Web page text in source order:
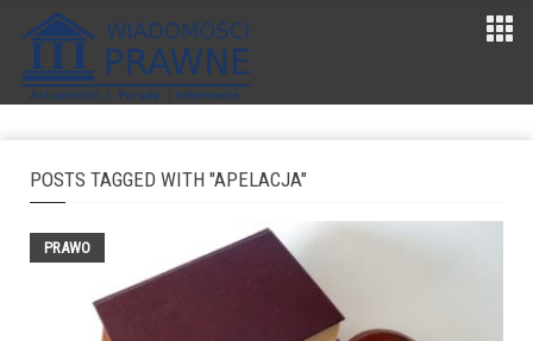
POSTS TAGGED WITH "APELACJA"
PRAWO